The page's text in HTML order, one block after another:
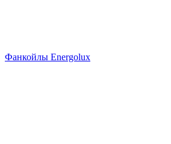
Фанкойлы Energolux